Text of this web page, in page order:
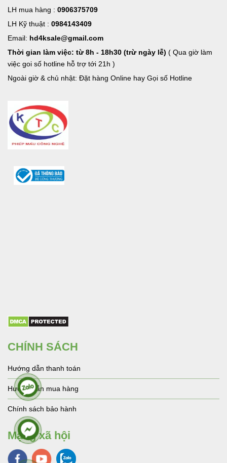
LH mua hàng : 0906375709
LH Kỹ thuật : 0984143409
Email: hd4ksale@gmail.com
Thời gian làm việc: từ 8h - 18h30 (trừ ngày lễ) ( Qua giờ làm
việc goi số hotline hỗ trợ tới 21h )
Ngoài giờ & chủ nhật: Đặt hàng Online hay Gọi số Hotline
CHÍNH SÁCH
Hướng dẫn thanh toán
Hướng dẫn mua hàng
Chính sách bảo hành
Mạng xã hội